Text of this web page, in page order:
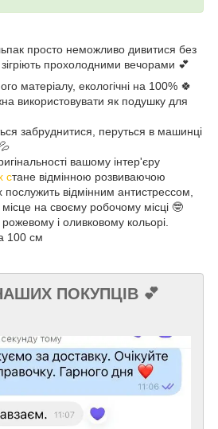
просто неможливо дивитися без
прохолодними вечорами 💕
матеріалу, екологічні на 100% 🍀
використовувати як подушку для
забруднитися, перуться в машинці
вашому інтер'єру
стане відмінною розвиваючою
відмінним антистрессом,
місце на своєму робочому місці 🤓
і оливковому кольорі.
100 см
ПОКУПЦІВ 💕